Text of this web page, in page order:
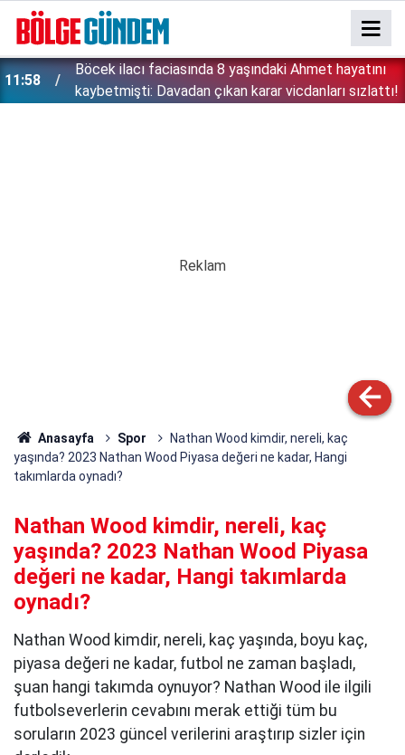
11:58
Böcek ilacı faciasında 8 yaşındaki Ahmet hayatını
kaybetmişti: Davadan çıkan karar vicdanları sızlattı!
Anasayfa Spor
Nathan Wood kimdir, nereli, kaç
yaşında? 2023 Nathan Wood Piyasa değeri ne kadar, Hangi
takımlarda oynadı?
Nathan Wood kimdir, nereli, kaç
yaşında? 2023 Nathan Wood Piyasa
değeri ne kadar, Hangi takımlarda
oynadı?
Nathan Wood kimdir, nereli, kaç yaşında, boyu kaç,
piyasa değeri ne kadar, futbol ne zaman başladı,
şuan hangi takımda oynuyor? Nathan Wood ile ilgili
futbolseverlerin cevabını merak ettiği tüm bu
soruların 2023 güncel verilerini araştırıp sizler için